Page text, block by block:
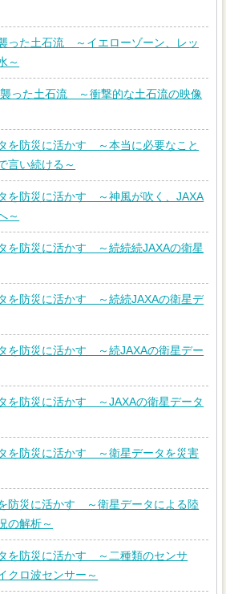
った土石流 ～イエローゾーン、レッ
～
った土石流 ～衝撃的な土石流の映像
を防災に活かす ～本当に必要なこと
言い続ける～
を防災に活かす ～神風が吹く、JAXA
～
を防災に活かす ～続続続JAXAの衛星
を防災に活かす ～続続JAXAの衛星デ
を防災に活かす ～続JAXAの衛星デー
を防災に活かす ～JAXAの衛星データ
を防災に活かす ～衛星データを災害
防災に活かす ～衛星データによる陸
の解析～
を防災に活かす ～二種類のセンサ
クロ波センサー～